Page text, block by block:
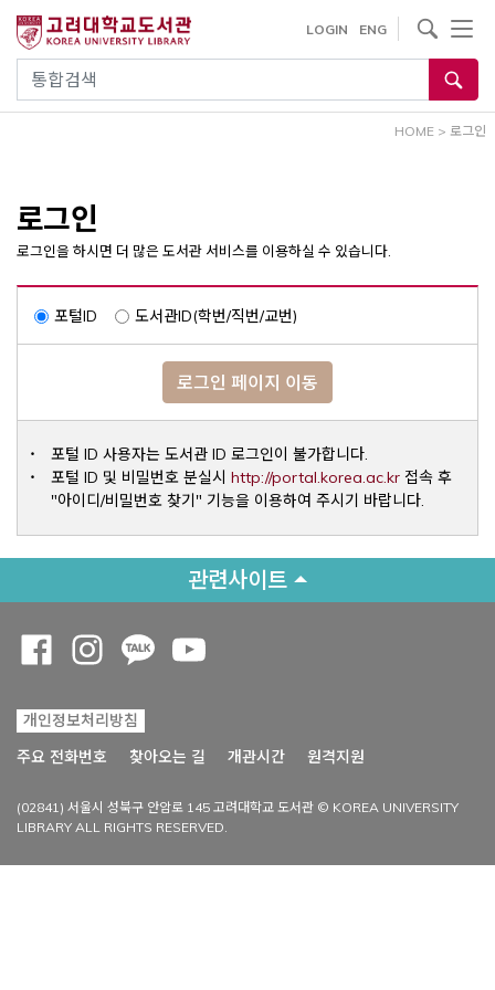
건
통합검색
LOGIN ENG
사이트내 검색
HOME > 로그인
로그인
로그인을 하시면 더 많은 도서관 서비스를 이용하실 수 있습니다.
포털ID 도서관ID(학번/직번/교번)
로그인 페이지 이동
포털 ID 사용자는 도서관 ID 로그인이 불가합니다.
포털 ID 및 비밀번호 분실시 http://portal.korea.ac.krOpens a
접속 후
"아이디/비밀번호 찾기" 기능을 이용하여 주시기 바랍니다.
관련사이트
개인정보처리방침
주요 전화번호
찾아오는 길 개관시간 원격지원
(02841) 서울시 성북구 안암로 145 고려대학교 도서관 © KOREA UNIVERSITY
LIBRARY ALL RIGHTS RESERVED.
Opens a new window
Opens a new window
Opens a new window